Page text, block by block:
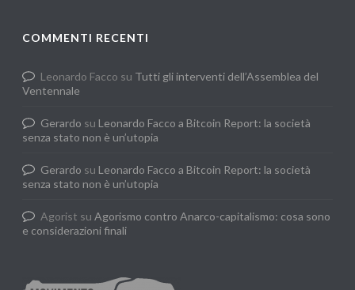
COMMENTI RECENTI
Leonardo Facco su Tutti gli interventi dell’Assemblea del
Ventennale
Gerardo su Leonardo Facco a Bitcoin Report: la società
senza stato non è un’utopia
Gerardo su Leonardo Facco a Bitcoin Report: la società
senza stato non è un’utopia
Agorist suAgorismo contro Anarco-capitalismo: cosa sono
e considerazioni finali